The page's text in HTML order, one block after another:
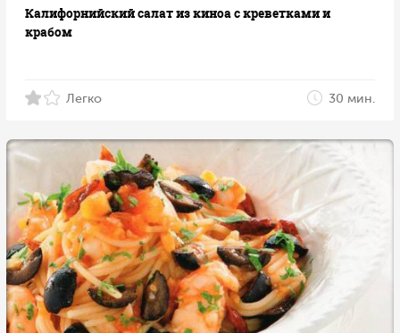
Калифорнийский салат из киноа с креветками и
крабом
Легко 30 мин.